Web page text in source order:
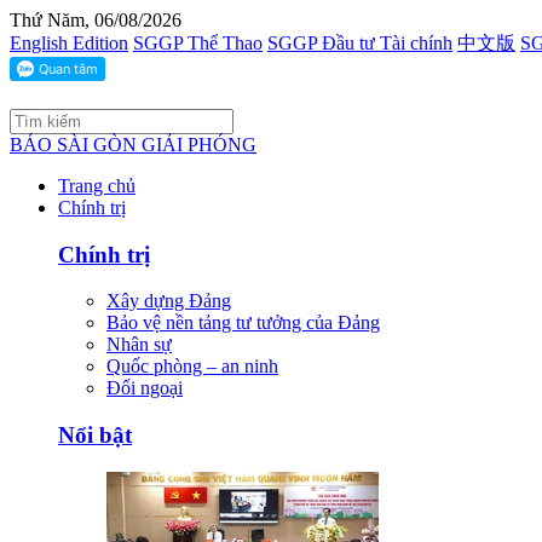
Thứ Năm, 06/08/2026
English Edition SGGP Thể Thao SGGP Đầu tư Tài chính 中文版
BÁO SÀI GÒN GIẢI PHÓNG
Trang chủ
Chính trị
Chính trị
Xây dựng Đảng
Bảo vệ nền tảng tư tưởng của Đảng
Nhân sự
Quốc phòng – an ninh
Đối ngoại
Nổi bật